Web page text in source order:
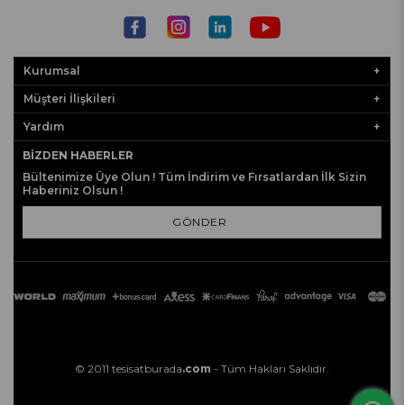
Kurumsal
Müşteri İlişkileri
Yardım
BIZDEN HABERLER
Bültenimize Üye Olun ! Tüm İndirim ve Fırsatlardan İlk Sizin
Haberiniz Olsun !
GÖNDER
© 2011 tesisatburada.com - Tüm Hakları Saklıdır.